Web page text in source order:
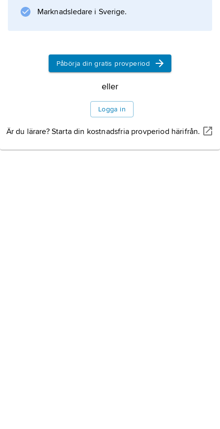
och
Älgarås
Information om artikeln
Marknadsledare i Sverige.
Påbörja din gratis provperiod
eller
Logga in
Är du lärare? Starta din kostnadsfria provperiod härifrån.